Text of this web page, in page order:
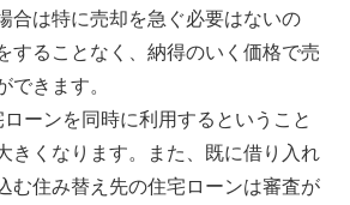
合は特に売却を急ぐ必要はないの
することなく、納得のいく価格で売
きます。
ーンを同時に利用するということ
きくなります。また、既に借り入れ
む住み替え先の住宅ローンは審査が